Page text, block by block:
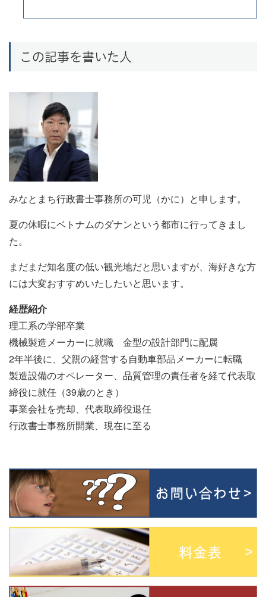
この記事を書いた人
みなとまち行政書士事務所の可児（かに）と申します。
夏の休暇にベトナムのダナンという都市に行ってきまし
た。
まだまだ知名度の低い観光地だと思いますが、海好きな方
には大変おすすめいたしたいと思います。
経歴紹介
理工系の学部卒業
機械製造メーカーに就職 金型の設計部門に配属
2年半後に、父親の経営する自動車部品メーカーに転職
製造設備のオペレーター、品質管理の責任者を経て代表取
締役に就任（39歳のとき）
事業会社を売却、代表取締役退任
行政書士事務所開業、現在に至る